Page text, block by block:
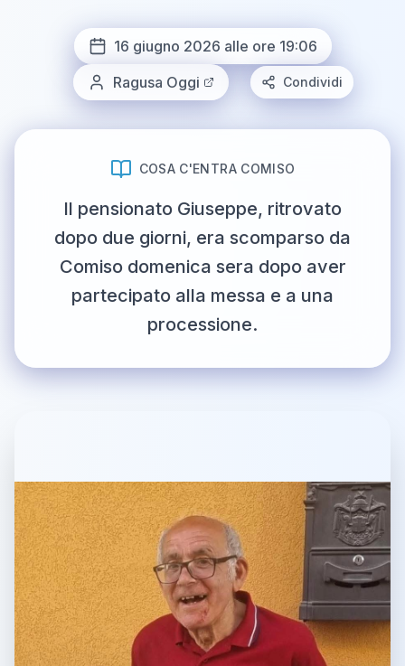
16 giugno 2026 alle ore 19:06
Ragusa Oggi
Condividi
COSA C'ENTRA COMISO
Il pensionato Giuseppe, ritrovato
dopo due giorni, era scomparso da
Comiso domenica sera dopo aver
partecipato alla messa e a una
processione.